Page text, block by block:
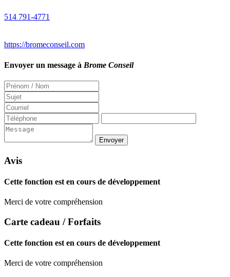
514 791-4771
https://bromeconseil.com
Envoyer un message à Brome Conseil
Avis
Cette fonction est en cours de développement
Merci de votre compréhension
Carte cadeau / Forfaits
Cette fonction est en cours de développement
Merci de votre compréhension